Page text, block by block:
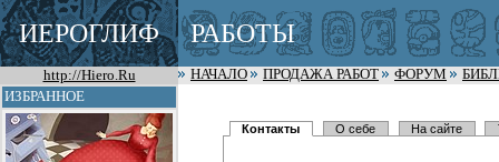
ИЕРОГЛИФ РАБОТЫ
http://Hiero.Ru НАЧАЛО ПРОДАЖА РАБОТ ФОРУМ
ИЗБРАННОЕ
Контакты О себе На сайте